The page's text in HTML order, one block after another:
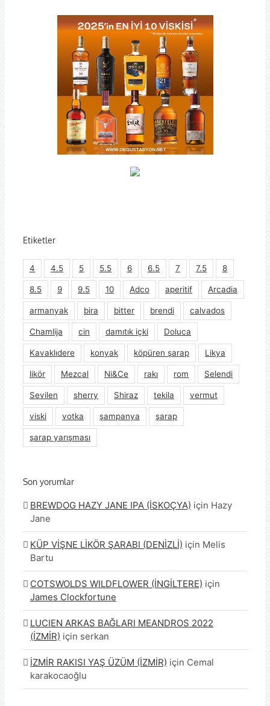
Etiketler
4 4.5 5 5.5 6 6.5 7 7.5 8
8.5 9 9.5 10 Adco aperitif Arcadia
armanyak bira bitter brendi calvados
Chamlija cin damıtık içki Doluca
Kavaklıdere konyak köpüren şarap Likya
likör Mezcal Ni&Ce rakı rom Selendi
Sevilen sherry Shiraz tekila vermut
viski votka şampanya şarap
şarap yarışması
Son yorumlar
BREWDOG HAZY JANE IPA (İSKOÇYA) için Hazy
Jane
KÜP VİŞNE LİKÖR ŞARABI (DENİZLİ) için Melis
Bartu
COTSWOLDS WILDFLOWER (İNGİLTERE) için
James Clockfortune
LUCIEN ARKAS BAĞLARI MEANDROS 2022
(İZMİR) için serkan
İZMİR RAKISI YAŞ ÜZÜM (İZMİR) için Cemal
karakocaoğlu